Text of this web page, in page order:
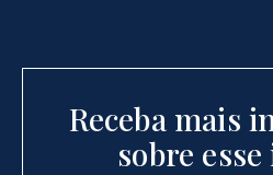
Receba mais
sobre